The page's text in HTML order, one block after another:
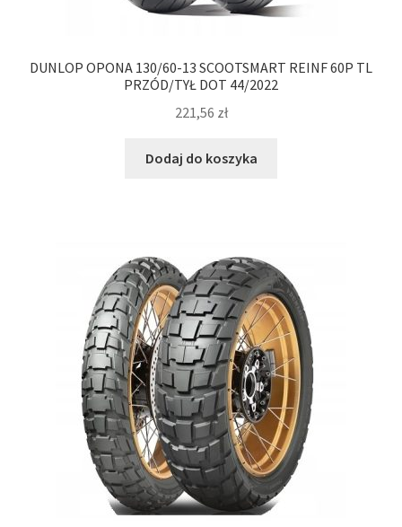
DUNLOP OPONA 130/60-13 SCOOTSMART REINF 60P TL
PRZÓD/TYŁ DOT 44/2022
221,56 zł
Dodaj do koszyka